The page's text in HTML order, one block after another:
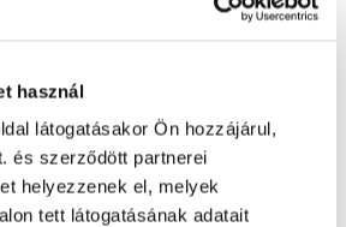
használ
látogatásakor Ön hozzájárul,
és szerződött partnerei
helyezzenek el, melyek
tett látogatásának adatait
Oldal újratöltése